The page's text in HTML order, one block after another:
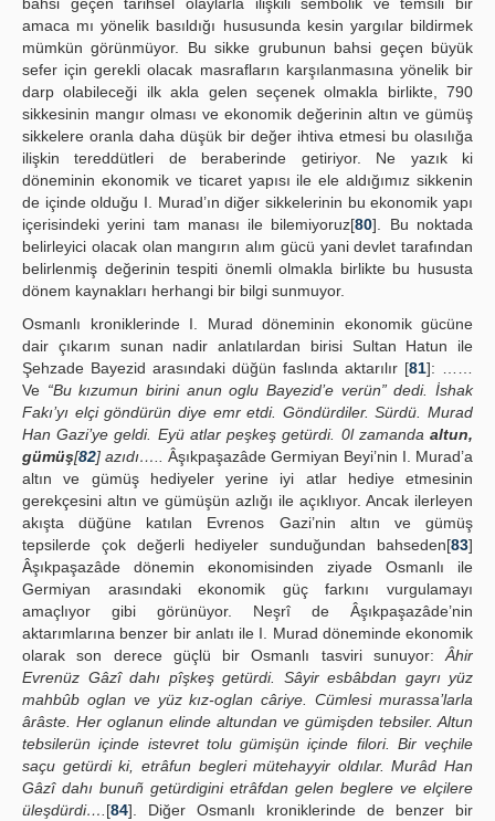
bahsi geçen tarihsel olaylarla ilişkili sembolik ve temsili bir
amaca mı yönelik basıldığı hususunda kesin yargılar bildirmek
mümkün görünmüyor. Bu sikke grubunun bahsi geçen büyük
sefer için gerekli olacak masrafların karşılanmasına yönelik bir
darp olabileceği ilk akla gelen seçenek olmakla birlikte, 790
sikkesinin mangır olması ve ekonomik değerinin altın ve gümüş
sikkelere oranla daha düşük bir değer ihtiva etmesi bu olasılığa
ilişkin tereddütleri de beraberinde getiriyor. Ne yazık ki
döneminin ekonomik ve ticaret yapısı ile ele aldığımız sikkenin
de içinde olduğu I. Murad’ın diğer sikkelerinin bu ekonomik yapı
içerisindeki yerini tam manası ile bilemiyoruz[80]. Bu noktada
belirleyici olacak olan mangırın alım gücü yani devlet tarafından
belirlenmiş değerinin tespiti önemli olmakla birlikte bu hususta
dönem kaynakları herhangi bir bilgi sunmuyor.
Osmanlı kroniklerinde I. Murad döneminin ekonomik gücüne
dair çıkarım sunan nadir anlatılardan birisi Sultan Hatun ile
Şehzade Bayezid arasındaki düğün faslında aktarılır [81]: ……
Ve “Bu kızumun birini anun oglu Bayezid’e verün” dedi. İshak
Fakı’yı elçi göndürün diye emr etdi. Göndürdiler. Sürdü. Murad
Han Gazi’ye geldi. Eyü atlar peşkeş getürdi. 0l zamanda altun,
gümüş[82] azıdı….. Âşıkpaşazâde Germiyan Beyi’nin I. Murad’a
altın ve gümüş hediyeler yerine iyi atlar hediye etmesinin
gerekçesini altın ve gümüşün azlığı ile açıklıyor. Ancak ilerleyen
akışta düğüne katılan Evrenos Gazi’nin altın ve gümüş
tepsilerde çok değerli hediyeler sunduğundan bahseden[83]
Âşıkpaşazâde dönemin ekonomisinden ziyade Osmanlı ile
Germiyan arasındaki ekonomik güç farkını vurgulamayı
amaçlıyor gibi görünüyor. Neşrî de Âşıkpaşazâde’nin
aktarımlarına benzer bir anlatı ile I. Murad döneminde ekonomik
olarak son derece güçlü bir Osmanlı tasviri sunuyor:Âhir
Evrenüz Gâzî dahı pîşkeş getürdi. Sâyir esbâbdan gayrı yüz
mahbûb oglan ve yüz kız-oglan câriye. Cümlesi murassa’larla
ârâste. Her oglanun elinde altundan ve gümişden tebsiler. Altun
tebsilerün içinde istevret tolu gümişün içinde filori. Bir veçhile
saçu getürdi ki, etrâfun begleri mütehayyir oldılar. Murâd Han
Gâzî dahı bunuñ getürdigini etrâfdan gelen beglere ve elçilere
üleşdürdi….[84]. Diğer Osmanlı kroniklerinde de benzer bir